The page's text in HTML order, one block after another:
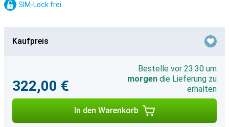
SIM-Lock frei
Kaufpreis
322,00 €
Bestelle vor 23:30 um
morgen die Lieferung zu
erhalten
In den Warenkorb